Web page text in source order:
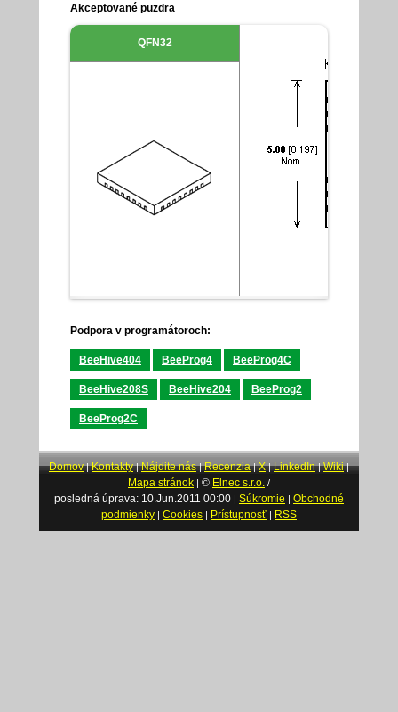
Akceptované puzdra
QFN32
Podpora v programátoroch:
BeeHive404 BeeProg4 BeeProg4C
BeeHive208S BeeHive204 BeeProg2
BeeProg2C
Domov|Kontakty|Nájdite nás|Recenzia|X|LinkedIn|Wiki|
Mapa stránok © Elnec s.r.o. /
posledná úprava: 10.Jun.2011 00:00 Súkromie
Obchodné
podmienky
Cookies Prístupnosť RSS